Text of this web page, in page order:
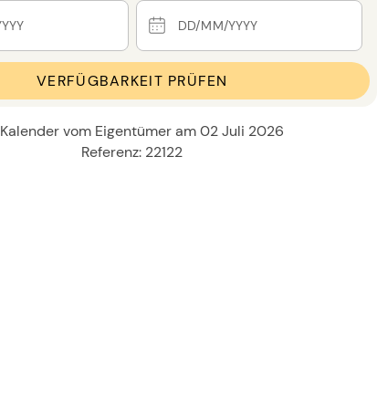
VERFÜGBARKEIT PRÜFEN
Kalender vom Eigentümer am 02 Juli 2026
Referenz: 22122